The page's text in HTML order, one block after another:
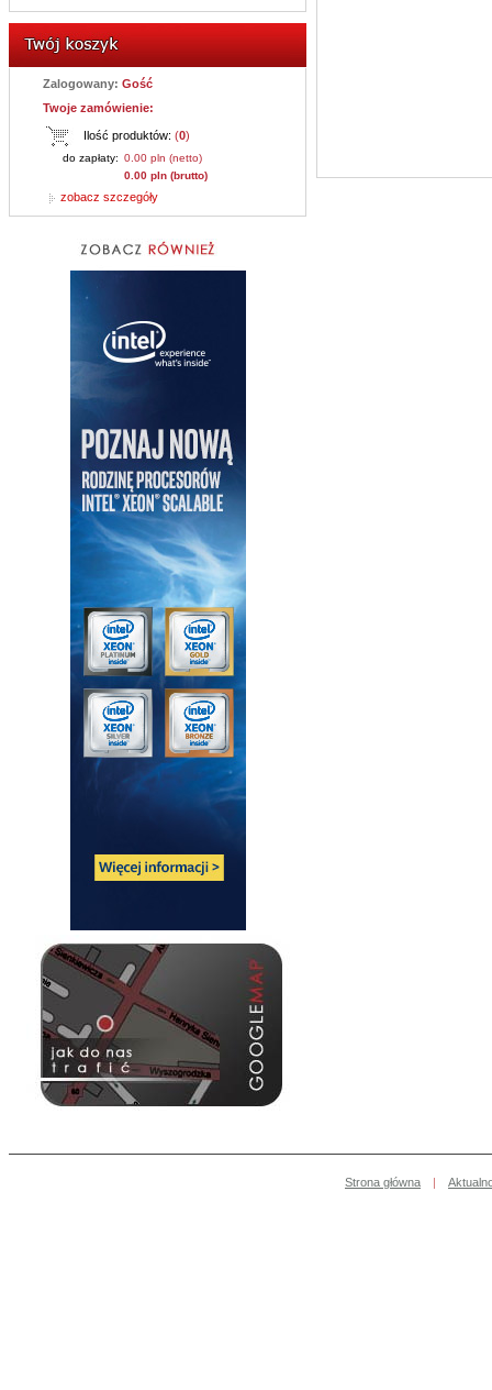
Zalogowany: Gość
Twoje zamówienie:
Ilość produktów: (0)
do zapłaty: 0.00 pln (netto)
0.00 pln (brutto)
zobacz szczegóły
Strona główna |